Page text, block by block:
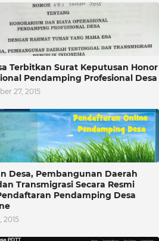
Terbitkan Surat Keputusan Honor
Pendamping Profesional Desa
27, 2015
Desa, Pembangunan Daerah
Transmigrasi Secara Resmi
Pendamping Desa
2015